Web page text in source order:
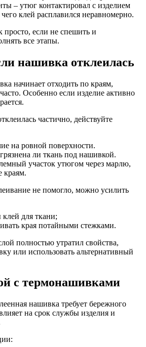
– утюг контактировал с изделием
клей расплавился неравномерно.
если не спешить и
все этапы.
нашивка отклеилась
начинает отходить по краям,
Особенно если изделие активно
частично, действуйте
на ровной поверхности.
ли ткань под нашивкой.
участок утюгом через марлю,
краям.
не помогло, можно усилить
клей для ткани;
края потайными стежками.
полностью утратил свойства,
или использовать альтернативный
с термонашивками
нашивка требует бережного
на срок службы изделия и